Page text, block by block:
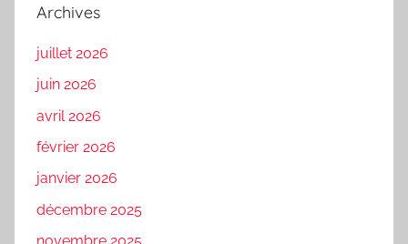
Archives
juillet 2026
juin 2026
avril 2026
février 2026
janvier 2026
décembre 2025